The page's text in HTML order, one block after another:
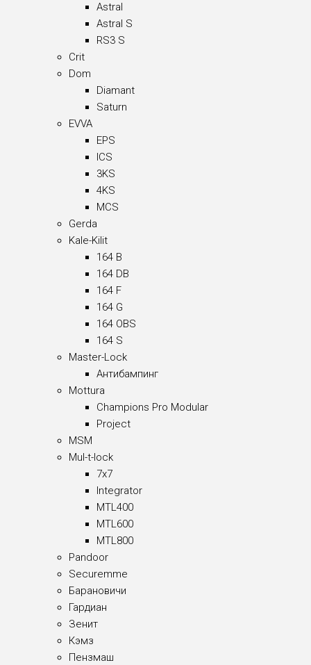
Astral
Astral S
RS3 S
Crit
Dom
Diamant
Saturn
EVVA
EPS
ICS
3KS
4KS
MCS
Gerda
Kale-Kilit
164 B
164 DB
164 F
164 G
164 OBS
164 S
Master-Lock
Антибампинг
Mottura
Champions Pro Modular
Project
MSM
Mul-t-lock
7x7
Integrator
MTL400
MTL600
MTL800
Pandoor
Securemme
Барановичи
Гардиан
Зенит
Кэмз
Пензмаш